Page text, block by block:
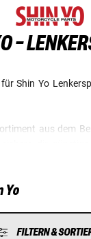
-
Shin Yo
aus dem
dir günstige
Yo
FILTERN &